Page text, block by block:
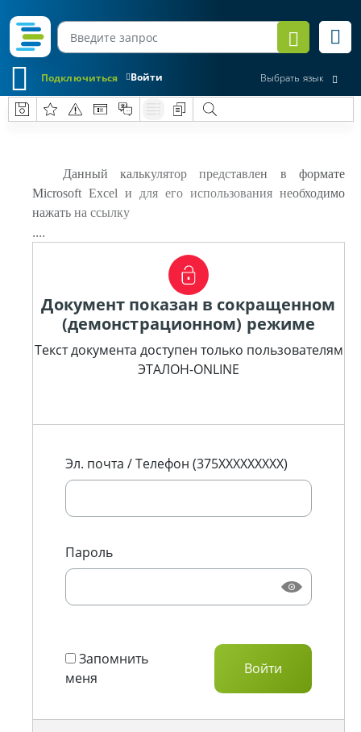
Войти
Подключиться Выбрать язык
Данный калькулятор представлен в формате
Microsoft Excel и для его использования необходимо
нажать на ссылку
....
Документ показан в сокращенном
(демонстрационном) режиме
Текст документа доступен только пользователям
ЭТАЛОН-ONLINE
Эл. почта / Телефон (375XXXXXXXXX)
Пароль
Запомнить
меня